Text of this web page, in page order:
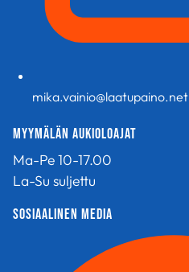
mika.vainio@laatupaino.net
Myymälän aukioloajat
Ma-Pe 10-17.00
La-Su suljettu
sosiaalinen media